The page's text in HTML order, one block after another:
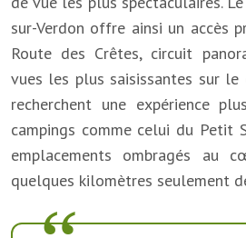
sur-Verdon offre ainsi un accès
Route des Crêtes, circuit
vues les plus saisissantes sur le
recherchent une expérience
campings comme celui du Petit
emplacements ombragés au
quelques kilomètres seulement